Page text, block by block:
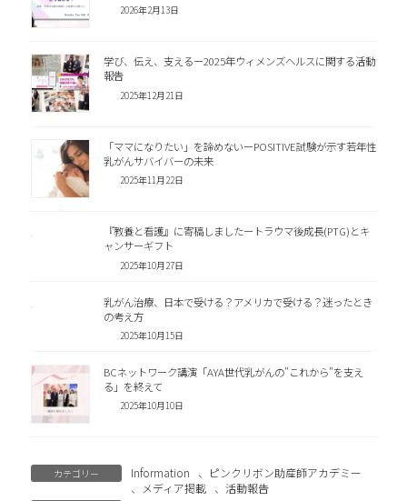
2026年2月13日
学び、伝え、支えるー2025年ウィメンズヘルスに関する活動
報告
2025年12月21日
「ママになりたい」を諦めないーPOSITIVE試験が示す若年性
乳がんサバイバーの未来
2025年11月22日
『教養と看護』に寄稿しましたートラウマ後成長(PTG)とキ
ャンサーギフト
2025年10月27日
乳がん治療、日本で受ける？アメリカで受ける？迷ったとき
の考え方
2025年10月15日
BCネットワーク講演「AYA世代乳がんの"これから"を支え
る」を終えて
2025年10月10日
カテゴリー Information 、
ピンクリボン助産師アカデミー
、
メディア掲載 、活動報告